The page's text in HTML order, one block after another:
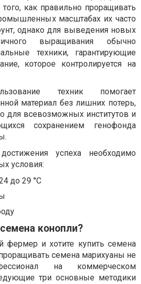
того, как правильно проращивать
масштабах их часто
однако для выведения новых
выращивания обычно
техники, гарантирующие
которое контролируется на
техник помогает
материал без лишних потерь,
для всевозможных институтов и
сохранением генофонда
успеха необходимо
условия:
до 29 °C
конопли?
и хотите купить семена
семена марихуаны не
на коммерческом
три основные методики